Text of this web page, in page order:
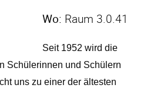
Wo: Raum 3.0.41
Seit 1952 wird die
Schülerinnen und Schülern
uns zu einer der ältesten